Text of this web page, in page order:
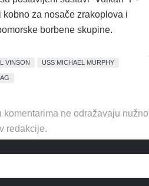
za nosače zrakoplova i
borbene skupine.
VINSON USS MICHAEL MURPHY
ne odražavaju nužno
redakcije.